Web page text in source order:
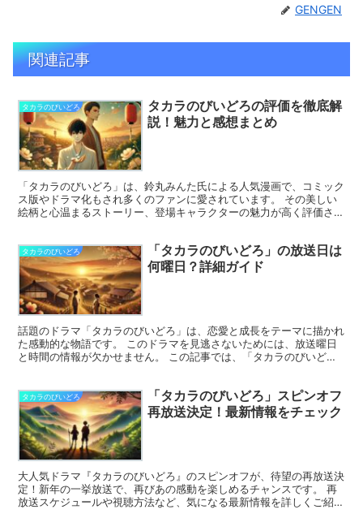
GENGEN
関連記事
タカラのびいどろ
タカラのびいどろの評価を徹底解
説！魅力と感想まとめ
「タカラのびいどろ」は、鈴丸みんた氏による人気漫画で、コミック
ス版やドラマ化もされ多くのファンに愛されています。 その美しい
絵柄と心温まるストーリー、登場キャラクターの魅力が高く評価され
タカラのびいどろ
「タカラのびいどろ」の放送日は
何曜日？詳細ガイド
話題のドラマ「タカラのびいどろ」は、恋愛と成長をテーマに描かれ
た感動的な物語です。 このドラマを見逃さないためには、放送曜日
と時間の情報が欠かせません。 この記事では、「タカラのびいど
タカラのびいどろ
「タカラのびいどろ」スピンオフ
再放送決定！最新情報をチェック
大人気ドラマ『タカラのびいどろ』のスピンオフが、待望の再放送決
定！新年の一挙放送で、再びあの感動を楽しめるチャンスです。 再
放送スケジュールや視聴方法など、気になる最新情報を詳しくご紹介